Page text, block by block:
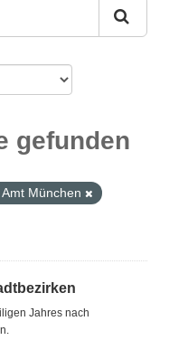
gefunden
München
Jahres nach